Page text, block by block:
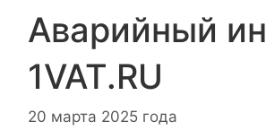
Аварийный
1VAT.RU
20 марта 2025 года